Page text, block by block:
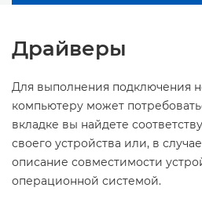
Драйверы
Для выполнения подключения
компьютеру может
вкладке вы найдете
своего устройства или, в
описание совместимости
операционной системой.